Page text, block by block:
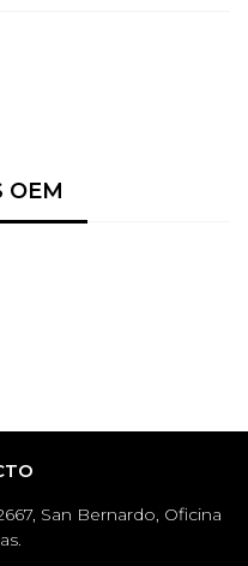
OEM
San Bernardo, Oficina